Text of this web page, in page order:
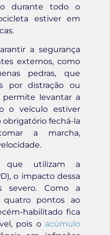
durante todo o
estiver em
a segurança
externos, como
pedras, que
por distração ou
permite levantar a
o veículo estiver
fechá-la
a marcha,
que utilizam a
o impacto dessa
severo. Como a
quatro pontos ao
habilitado fica
pois o acúmulo